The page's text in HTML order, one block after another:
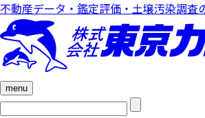
不動産データ・鑑定評価・土壌汚染調査
menu
検